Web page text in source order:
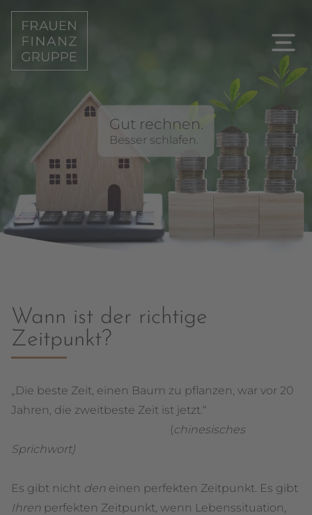
Gut rechnen.
Besser schlafen.
Wann ist der richtige
Zeitpunkt?
„Die beste Zeit, einen Baum zu pflanzen, war vor 20
Jahren, die zweitbeste Zeit ist jetzt.“
(chinesisches
Sprichwort)
Es gibt nicht den einen perfekten Zeitpunkt. Es gibt
Ihren perfekten Zeitpunkt, wenn Lebenssituation,